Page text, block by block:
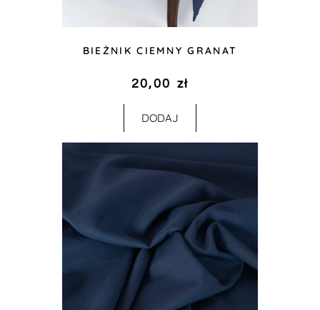
BIEŻNIK CIEMNY GRANAT
20,00 zł
DODAJ